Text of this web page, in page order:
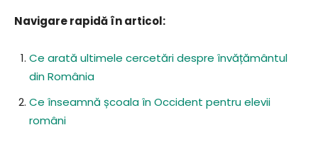
Navigare rapidă în articol:
Ce arată ultimele cercetări despre învățământul
din România
Ce înseamnă școala în Occident pentru elevii
români